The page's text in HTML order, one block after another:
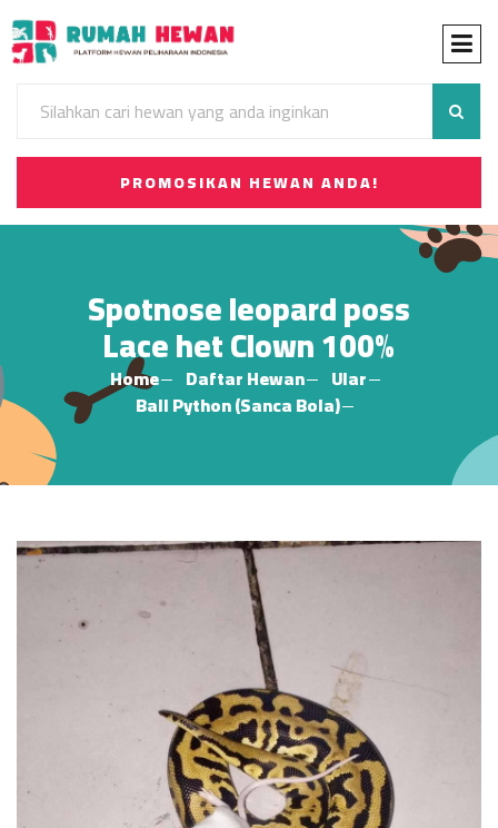
PROMOSIKAN HEWAN ANDA!
Spotnose leopard poss
Lace het Clown 100%
Home Daftar Hewan
Ular
Ball Python (Sanca Bola)